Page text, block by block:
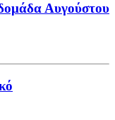
Αυγούστου